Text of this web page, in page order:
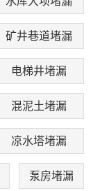
矿井巷道堵漏
电梯井堵漏
混泥土堵漏
凉水塔堵漏
泵房堵漏